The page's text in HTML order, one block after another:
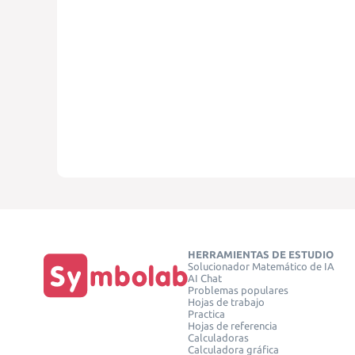
HERRAMIENTAS DE ESTUDIO
Solucionador Matemático de IA
AI Chat
Problemas populares
Hojas de trabajo
Practica
Hojas de referencia
Calculadoras
Calculadora gráfica